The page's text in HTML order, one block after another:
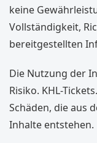
keine
Vollständigkeit,
bereitgestellten
Die Nutzung der
Risiko. KHL-
Schäden, die aus
Inhalte entstehen.